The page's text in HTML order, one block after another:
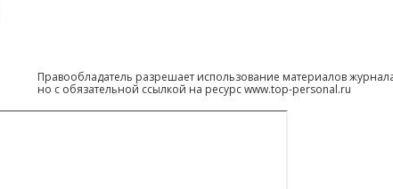
Правообладатель разрешает использование материалов
но с обязательной ссылкой на ресурс www.top-personal.ru